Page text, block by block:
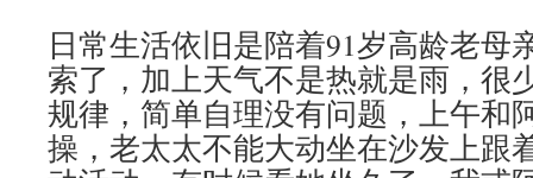
日常生活依旧是陪着91岁高龄老母
索了，加上天气不是热就是雨，很
规律，简单自理没有问题，上午和
操，老太太不能大动坐在沙发上跟